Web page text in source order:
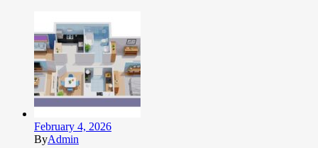
February 4, 2026
ByAdmin